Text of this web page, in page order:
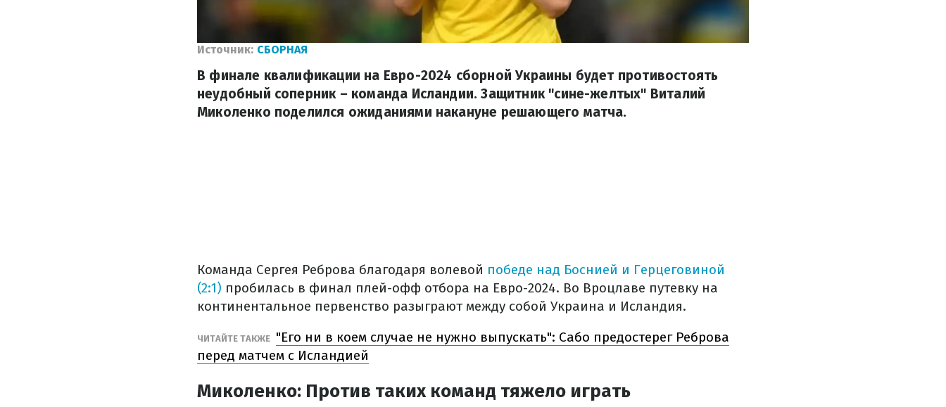
Источник: СБОРНАЯ
В финале квалификации на Евро-2024 сборной Украины будет противостоять
неудобный соперник – команда Исландии. Защитник "сине-желтых" Виталий
Миколенко поделился ожиданиями накануне решающего матча.
Команда Сергея Реброва благодаря волевой победе над Боснией и Герцеговиной
(2:1) пробилась в финал плей-офф отбора на Евро-2024. Во Вроцлаве путевку на
континентальное первенство разыграют между собой Украина и Исландия.
ЧИТАЙТЕ ТАКЖЕ "Его ни в коем случае не нужно выпускать": Сабо предостерег Реброва
перед матчем с Исландией
Миколенко: Против таких команд тяжело играть